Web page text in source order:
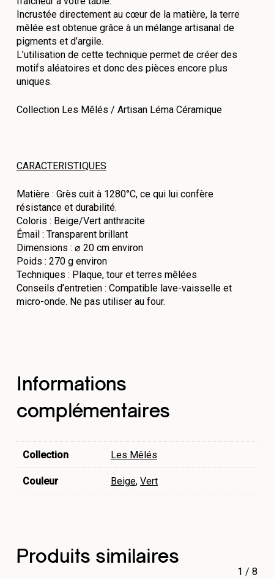
Incrustée directement au cœur de la matière, la terre
mêlée est obtenue grâce à un mélange artisanal de
pigments et d’argile.
L’utilisation de cette technique permet de créer des
motifs aléatoires et donc des pièces encore plus
uniques.
Collection Les Mêlés / Artisan Léma Céramique
CARACTERISTIQUES
Matière : Grès cuit à 1280°C, ce qui lui confère
résistance et durabilité.
Coloris : Beige/Vert anthracite
Émail : Transparent brillant
Dimensions : ⌀ 20 cm environ
Poids : 270 g environ
Techniques : Plaque, tour et terres mêlées
Conseils d’entretien : Compatible lave-vaisselle et
micro-onde. Ne pas utiliser au four.
Informations
complémentaires
Collection Les Mêlés
Couleur Beige, Vert
Produits similaires
1 /8